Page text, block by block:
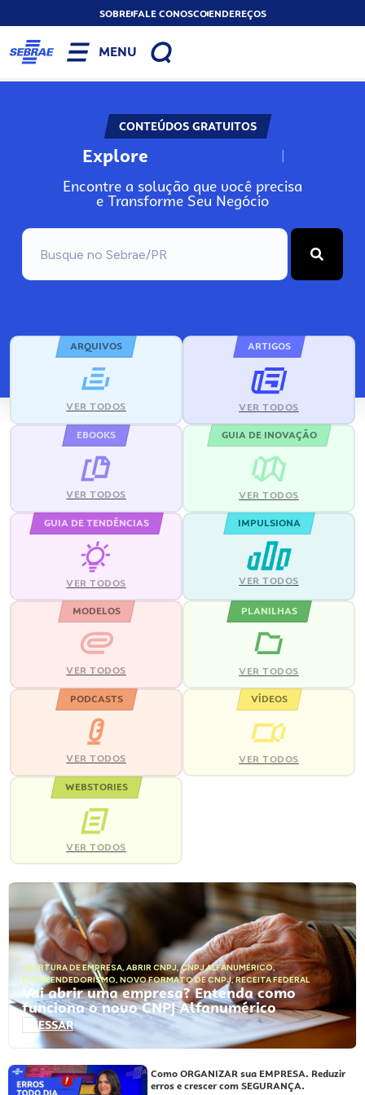
SOBREFALE CONOSCOENDEREÇOS
MENU
CONTEÚDOS GRATUITOS
Explore N
Encontre a solução que você precisa
e Transforme Seu Negócio
ARQUIVOS
VER TODOS
ARTIGOS
VER TODOS
EBOOKS
VER TODOS
GUIA DE INOVAÇÃO
VER TODOS
GUIA DE TENDÊNCIAS
VER TODOS
IMPULSIONA
VER TODOS
MODELOS
VER TODOS
PLANILHAS
VER TODOS
PODCASTS
VER TODOS
VÍDEOS
VER TODOS
WEBSTORIES
VER TODOS
ABERTURA DE EMPRESA, ABRIR CNPJ,CNPJ ALFANUMÉRICO,
EMPREENDEDORISMO, NOVO FORMATO DE CNPJ,RECEITA FEDERAL
Vai abrir uma empresa? Entenda como
funciona o novo CNPJ Alfanumérico
ACESSAR
Como ORGANIZAR sua EMPRESA. Reduzir
erros e crescer com SEGURANÇA.